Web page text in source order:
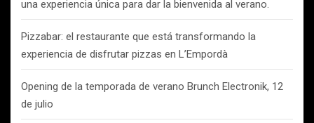
una experiencia única para dar la bienvenida al verano.
Pizzabar: el restaurante que está transformando la
experiencia de disfrutar pizzas en L’Empordà
Opening de la temporada de verano Brunch Electronik, 12
de julio